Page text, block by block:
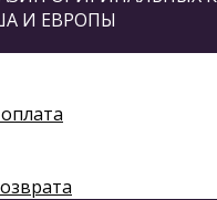
И ЕВРОПЫ